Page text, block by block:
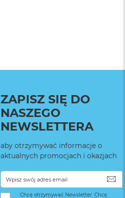
ZAPISZ SIĘ DO
NASZEGO
NEWSLETTERA
aby otrzymywać informacje o
aktualnych promocjach i okazjach
Chcę otrzymywać Newsletter. Chcę